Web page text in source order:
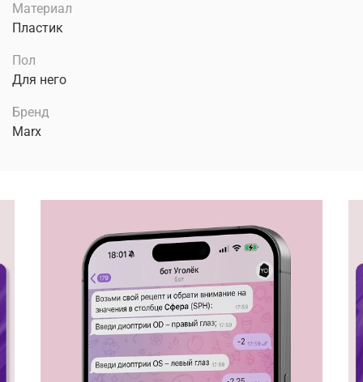
Материал
Пластик
Пол
Для него
Бренд
Marx